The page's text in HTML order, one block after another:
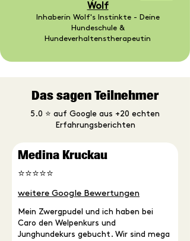
Wolf
Inhaberin Wolf's Instinkte - Deine
Hundeschule &
Hundeverhaltenstherapeutin
Das sagen Teilnehmer
5.0 ⭐ auf Google aus +20 echten
Erfahrungsberichten
Medina Kruckau
⭐⭐⭐⭐⭐
weitere Google Bewertungen
Mein Zwergpudel und ich haben bei
Caro den Welpenkurs und
Junghundekurs gebucht. Wir sind mega